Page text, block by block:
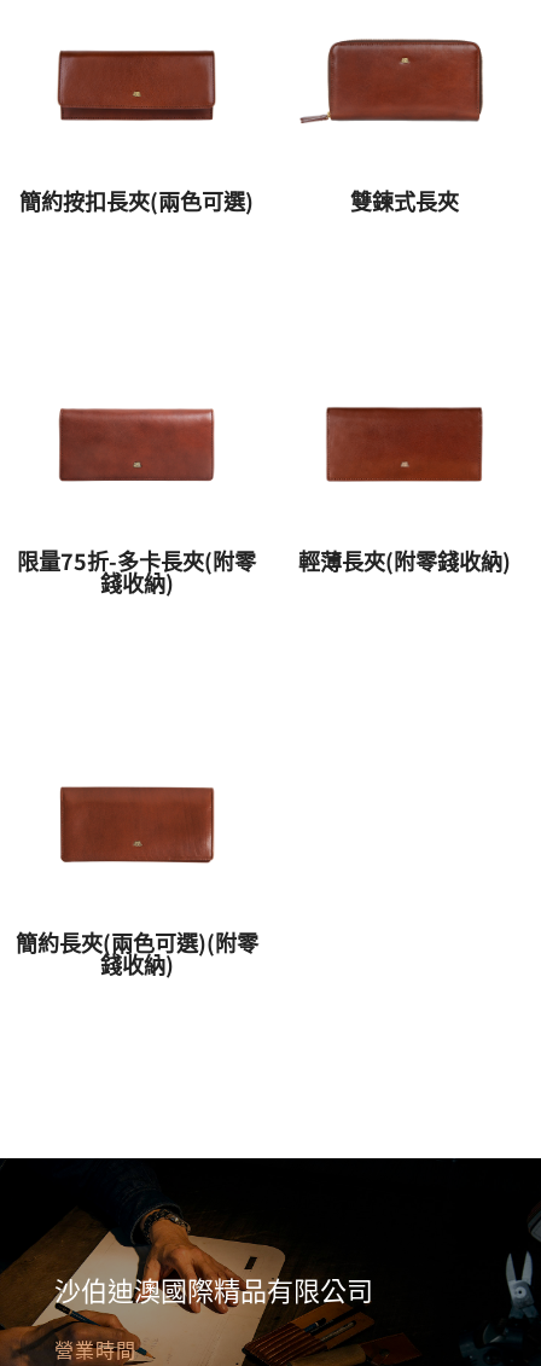
簡約按扣長夾(兩色可選) 雙鍊式長夾
限量75折-多卡長夾(附零
錢收納)
輕薄長夾(附零錢收納)
簡約長夾(兩色可選)(附零
錢收納)
沙伯迪澳國際精品有限公司
營業時間